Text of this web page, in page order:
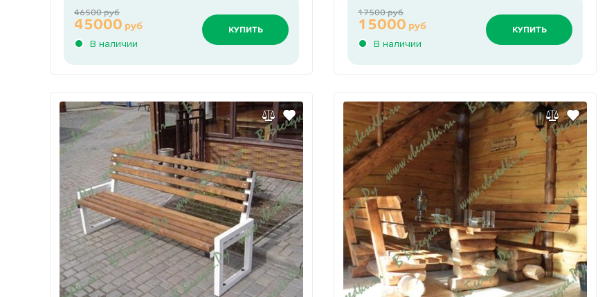
В наличии
45000 руб
46500 руб
КУПИТЬ
В наличии
15000 руб
17500 руб
КУПИТЬ